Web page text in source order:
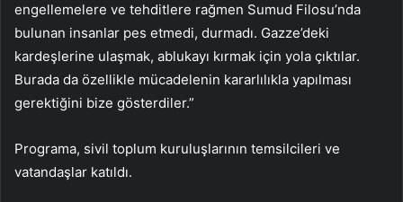
engellemelere ve tehditlere rağmen Sumud Filosu’nda
bulunan insanlar pes etmedi, durmadı. Gazze’deki
kardeşlerine ulaşmak, ablukayı kırmak için yola çıktılar.
Burada da özellikle mücadelenin kararlılıkla yapılması
gerektiğini bize gösterdiler.”
Programa, sivil toplum kuruluşlarının temsilcileri ve
vatandaşlar katıldı.